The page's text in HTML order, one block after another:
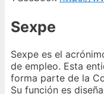
Sexpe
Sexpe es el
de empleo. Esta
forma parte de la
Su función es